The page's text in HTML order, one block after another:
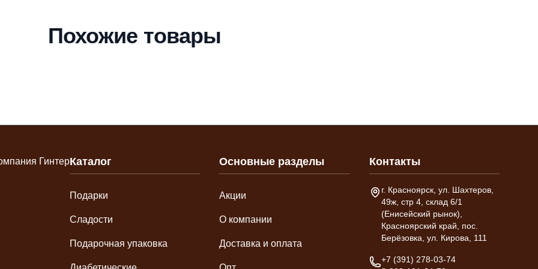
Похожие товары
Каталог
Подарки
Сладости
Подарочная упаковка
Основные разделы
Акции
О компании
Доставка и оплата
Контакты
Адрес склада
г. Красноярск, ул. Шахтеров,
49ж, стр 4, склад 6/1
(Енисейский рынок),
Красноярский край, пос.
Берёзовка, ул. Кирова, 111
Телефон
+7 (391) 278-03-74